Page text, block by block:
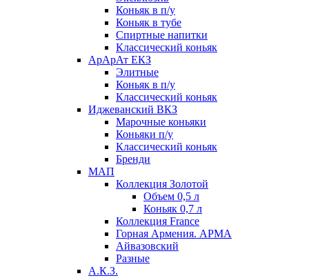
Коньяк в п/у
Коньяк в тубе
Спиртные напитки
Классический коньяк
АрАрАт ЕКЗ
Элитные
Коньяк в п/у
Классический коньяк
Иджеванский ВКЗ
Марочные коньяки
Коньяки п/у
Классический коньяк
Бренди
МАП
Коллекция Золотой
Объем 0,5 л
Коньяк 0,7 л
Коллекция France
Горная Армения. АРМА
Айвазовский
Разные
А.К.З.